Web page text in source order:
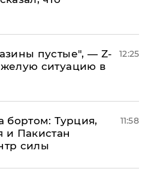
пустые", — Z-
ситуацию в
12:25
бортом: Турция,
и Пакистан
силы
11:58